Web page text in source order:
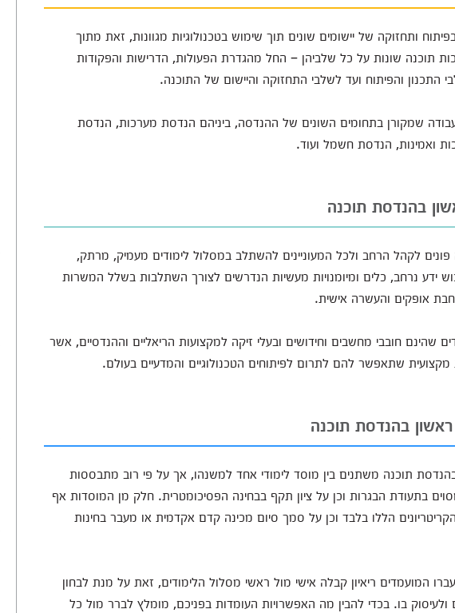
ותחזוקה של יישומים שונים תוך שימוש בטכנולוגיות מגוונות, זאת מתוך
תוכנה שונות על כל שלביהן – החל מהגדרת הפעולות, הדרישות והפקודות
התכנון והפיתוח ועד לשלבי התחזוקה והיישום של התוכנה.
שמקורן בתחומים השונים של ההנדסה, ביניהם הנדסת מערכות, הנדסת
ואמינות, הנדסת חשמל ועוד.
בהנדסת תוכנה
פונים לקהל הרחב ולכל המעוניינים להשתלב במסלול לימודים מעמיק, מרתק,
ידע נרחב, כלים ומיומנויות מעשיות הנדרשים לצורך השתלבות בשלל המשרות
אופקים והעשרה אישית.
שהינם חובבי מחשבים וחידושים ובעלי זיקה למקצועות הריאליים וההנדסיים, אשר
שתאפשר להם לתרום לפיתוחים הטכנולוגיים והמדעיים בעולם.
בהנדסת תוכנה
תוכנה משתנים בין מוסד לימודי אחד למשנהו, אך על פי רוב מתבססות
בתעודת הבגרות וכן על ציון תקף בבחינה הפסיכומטרית. חלק מן המוסדות אף
הללו בלבד וכן על סמך סיום מכינה קדם אקדמית או מעבר בחינות
המועמדים ריאיון קבלה אישי מול ראשי מסלול הלימודים, זאת על מנת לבחון
בו. בכדי להבין מה האפשרויות העומדות בפניכם, מומלץ לברר מול כל